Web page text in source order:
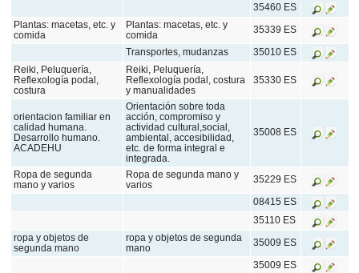
35460 ES
Plantas: macetas, etc. y
comida
Plantas: macetas, etc. y
comida
35339 ES
Transportes, mudanzas
35010 ES
Reiki, Peluquería,
Reflexología podal,
costura
Reiki, Peluquería,
Reflexología podal, costura
y manualidades
35330 ES
orientacion familiar en
calidad humana.
Desarrollo humano.
ACADEHU
Orientación sobre toda
acción, compromiso y
actividad cultural,social,
ambiental, accesibilidad,
etc. de forma integral e
integrada.
35008 ES
Ropa de segunda
mano y varios
Ropa de segunda mano y
varios
35229 ES
08415 ES
35110 ES
ropa y objetos de
segunda mano
ropa y objetos de segunda
mano
35009 ES
35009 ES